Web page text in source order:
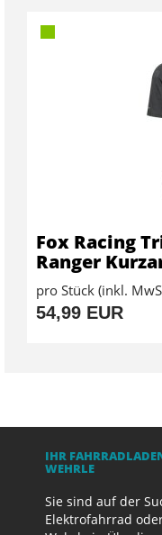
Fox Racing
Ranger
pro Stück (inkl.
54,99 EUR
IHR
WEHRLE
Sie sind auf der
Elektrofahrrad